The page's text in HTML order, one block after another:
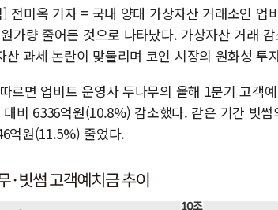
전미옥 기자 = 국내 양대 가상자산 거래소인 업
가량 줄어든 것으로 나타났다. 가상자산 거래
산 과세 논란이 맞물리며 코인 시장의 원화성 투
르면 업비트 운영사 두나무의 올해 1분기 고객
대비 6336억원(10.8%) 감소했다. 같은 기간 빗
억원(11.5%) 줄었다.